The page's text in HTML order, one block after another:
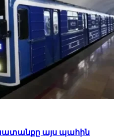
այս պահին